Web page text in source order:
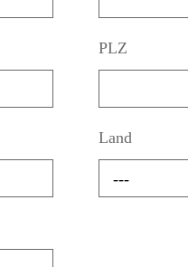
PLZ
Land
---